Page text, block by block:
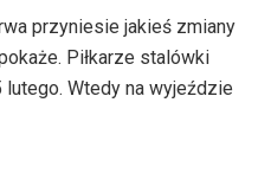
przyniesie jakieś zmiany
Piłkarze stalówki
Wtedy na wyjeździe